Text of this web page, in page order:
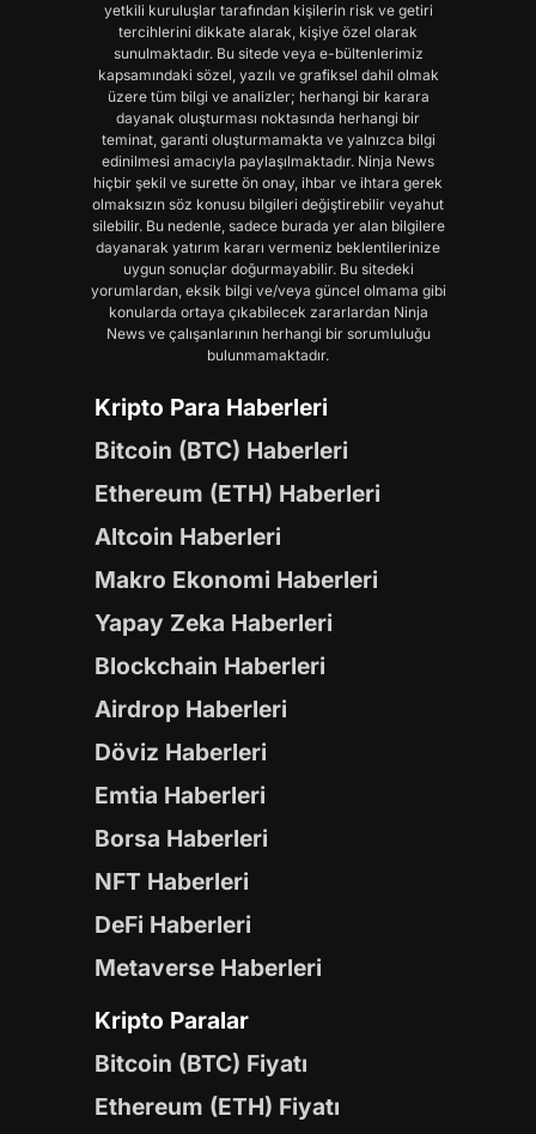
yetkili kuruluşlar tarafından kişilerin risk ve getiri
tercihlerini dikkate alarak, kişiye özel olarak
sunulmaktadır. Bu sitede veya e-bültenlerimiz
kapsamındaki sözel, yazılı ve grafiksel dahil olmak
üzere tüm bilgi ve analizler; herhangi bir karara
dayanak oluşturması noktasında herhangi bir
teminat, garanti oluşturmamakta ve yalnızca bilgi
edinilmesi amacıyla paylaşılmaktadır. Ninja News
hiçbir şekil ve surette ön onay, ihbar ve ihtara gerek
olmaksızın söz konusu bilgileri değiştirebilir veyahut
silebilir. Bu nedenle, sadece burada yer alan bilgilere
dayanarak yatırım kararı vermeniz beklentilerinize
uygun sonuçlar doğurmayabilir. Bu sitedeki
yorumlardan, eksik bilgi ve/veya güncel olmama gibi
konularda ortaya çıkabilecek zararlardan Ninja
News ve çalışanlarının herhangi bir sorumluluğu
bulunmamaktadır.
Kripto Para Haberleri
Bitcoin (BTC) Haberleri
Ethereum (ETH) Haberleri
Altcoin Haberleri
Makro Ekonomi Haberleri
Yapay Zeka Haberleri
Blockchain Haberleri
Airdrop Haberleri
Döviz Haberleri
Emtia Haberleri
Borsa Haberleri
NFT Haberleri
DeFi Haberleri
Metaverse Haberleri
Kripto Paralar
Bitcoin (BTC) Fiyatı
Ethereum (ETH) Fiyatı